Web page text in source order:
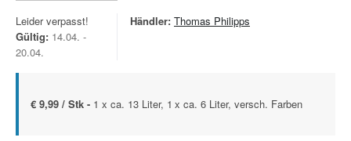
Leider verpasst!
Gültig: 14.04. -
20.04.
Händler: Thomas Philipps
€ 9,99 / Stk - 1 x ca. 13 Liter, 1 x ca. 6 Liter, versch. Farben